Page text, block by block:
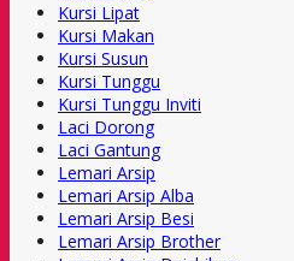
Kursi Lipat
Kursi Makan
Kursi Susun
Kursi Tunggu
Kursi Tunggu Inviti
Laci Dorong
Laci Gantung
Lemari Arsip
Lemari Arsip Alba
Lemari Arsip Besi
Lemari Arsip Brother